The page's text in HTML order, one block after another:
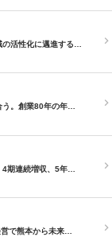
活性化に邁進する…
う。創業80年の年…
期連続増収、5年…
で熊本から未来…